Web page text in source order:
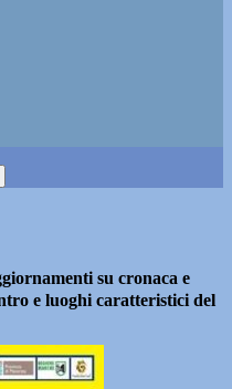
su cronaca e
e luoghi caratteristici del